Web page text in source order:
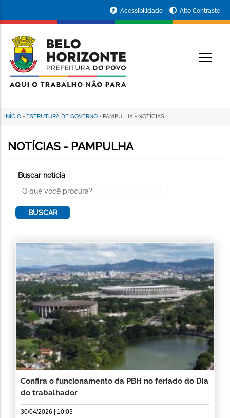
conteúdo
principal
da
Prefeitura
de
Horizonte
Acessibilidade Alto Contraste
Trilha
de
INÍCIO - ESTRUTURA DE GOVERNO - PAMPULHA - NOTÍCIAS
Buscar notícia
NOTÍCIAS - PAMPULHA
Confira o funcionamento da PBH no feriado do Dia
do trabalhador
30/04/2026 | 10:03